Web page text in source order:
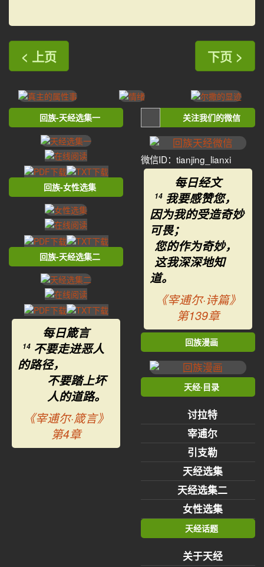
< 上页 下页 >
回族-天经选集一
回族-女性选集
回族-天经选集二
每日箴言
14 不要走进恶人
的路径，
不要踏上坏
人的道路。
《宰逋尔·箴言》
第4章
关注我们的微信
微信ID：tianjing_lianxi
每日经文
14 我要感赞您，
因为我的受造奇妙
可畏；
您的作为奇妙，
这我深深地知
道。
《宰逋尔·诗篇》
第139章
回族漫画
天经·目录
讨拉特
宰逋尔
引支勒
天经选集
天经选集二
女性选集
天经话题
关于天经